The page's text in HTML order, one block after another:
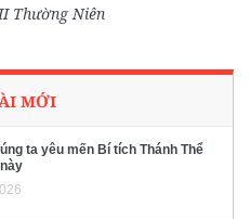
Thường Niên
MỚI
ta yêu mến Bí tích Thánh Thể